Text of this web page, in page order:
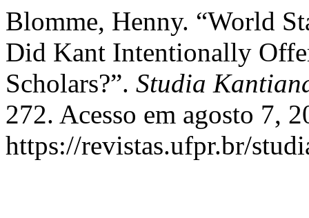
Blomme, Henny. “World
Did Kant Intentionally
Scholars?”. Studia
272. Acesso em agosto 7,
https://revistas.ufpr.br/